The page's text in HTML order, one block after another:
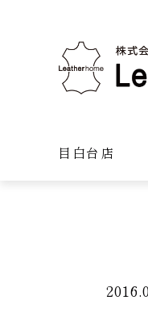
株式会社レ
目白台店